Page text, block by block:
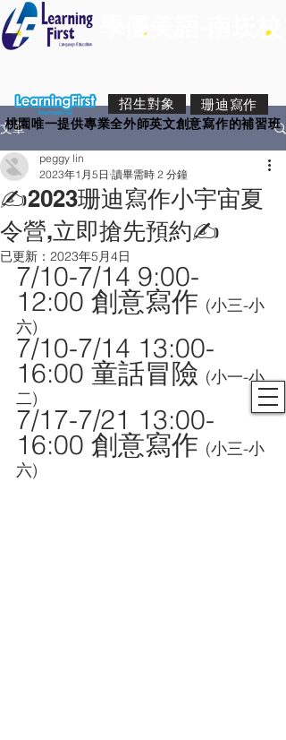
學優美語-南崁校
桃園唯一提供專業全外師英文創意寫作的補習班
招生對象 珊迪寫作
文章
✍️2023珊迪寫作小宇宙夏
令營,立即搶先預約✍️
peggy lin
2023年1月5日 讀畢需時 2 分鐘
已更新： 2023年5月4日
7/10-7/14 9:00-
12:00 創意寫作 (小三-小
六)
7/10-7/14 13:00-
16:00 童話冒險 (小一-小
二)
7/17-7/21 13:00-
16:00 創意寫作 (小三-小
六)